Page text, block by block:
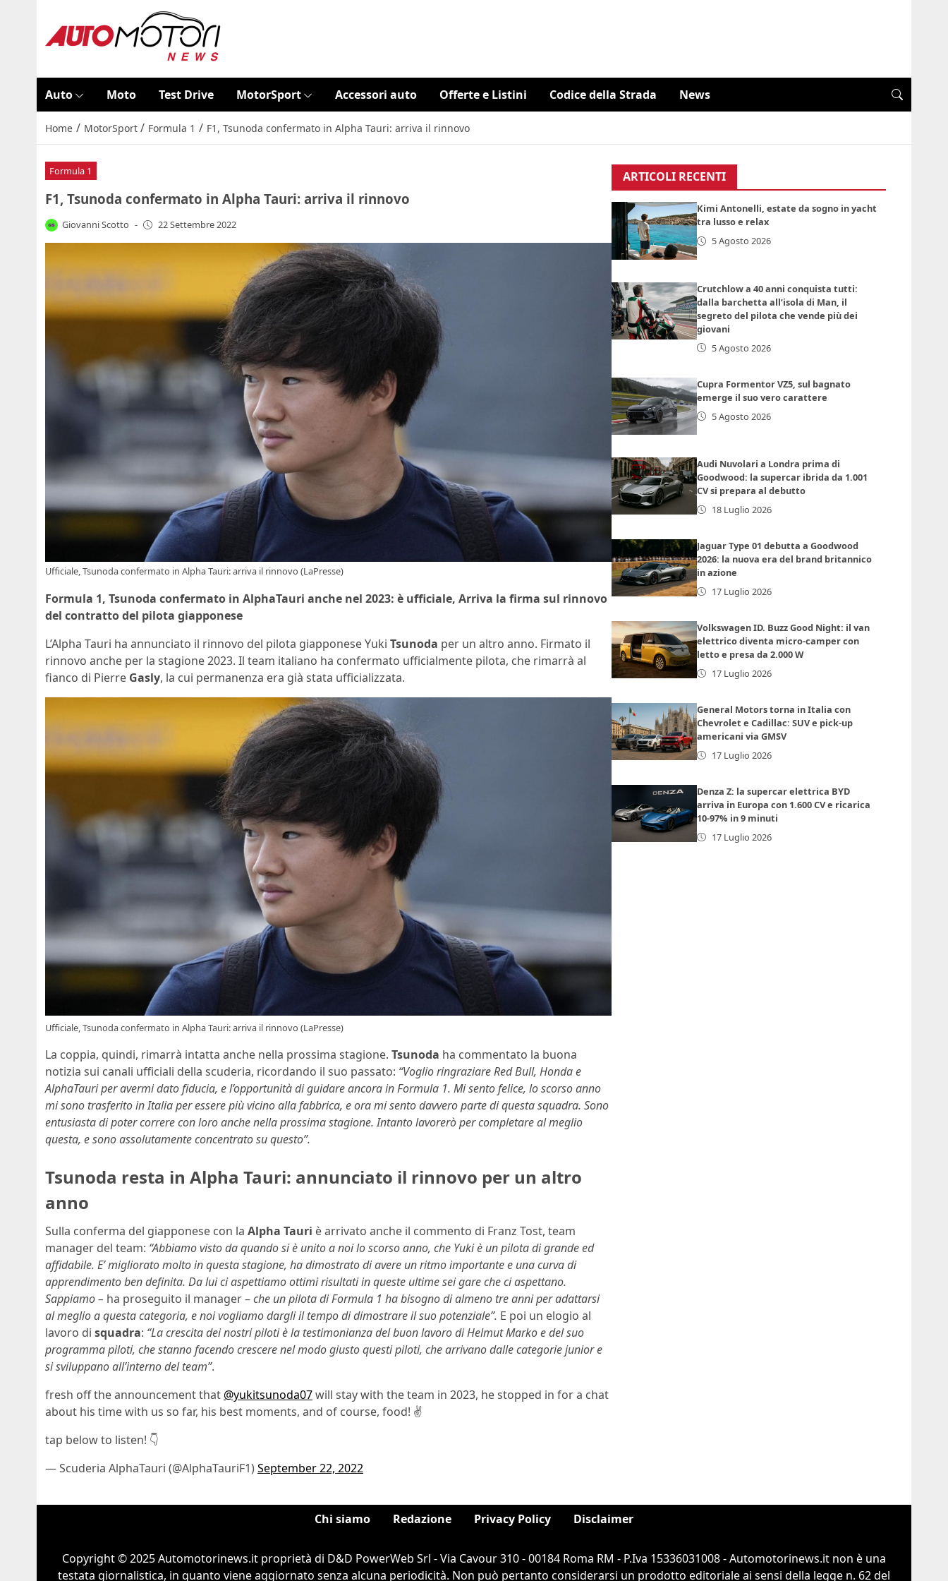
Auto Moto Test Drive MotorSport Accessori auto Offerte e Listini Codice della Strada News
Home / MotorSport / Formula 1 / F1, Tsunoda confermato in Alpha Tauri: arriva il rinnovo
Formula 1
F1, Tsunoda confermato in Alpha Tauri: arriva il rinnovo
Giovanni Scotto - 22 Settembre 2022
Ufficiale, Tsunoda confermato in Alpha Tauri: arriva il rinnovo (LaPresse)
Formula 1, Tsunoda confermato in AlphaTauri anche nel 2023: è ufficiale, Arriva la firma sul rinnovo
del contratto del pilota giapponese
L’Alpha Tauri ha annunciato il rinnovo del pilota giapponese Yuki Tsunoda per un altro anno. Firmato il
rinnovo anche per la stagione 2023. Il team italiano ha confermato ufficialmente pilota, che rimarrà al
fianco di Pierre Gasly, la cui permanenza era già stata ufficializzata.
Ufficiale, Tsunoda confermato in Alpha Tauri: arriva il rinnovo (LaPresse)
La coppia, quindi, rimarrà intatta anche nella prossima stagione. Tsunoda ha commentato la buona
notizia sui canali ufficiali della scuderia, ricordando il suo passato: “Voglio ringraziare Red Bull, Honda e
AlphaTauri per avermi dato fiducia, e l’opportunità di guidare ancora in Formula 1. Mi sento felice, lo scorso anno
mi sono trasferito in Italia per essere più vicino alla fabbrica, e ora mi sento davvero parte di questa squadra. Sono
entusiasta di poter correre con loro anche nella prossima stagione. Intanto lavorerò per completare al meglio
questa, e sono assolutamente concentrato su questo”.
Tsunoda resta in Alpha Tauri: annunciato il rinnovo per un altro
anno
Sulla conferma del giapponese con la Alpha Tauri è arrivato anche il commento di Franz Tost, team
manager del team: “Abbiamo visto da quando si è unito a noi lo scorso anno, che Yuki è un pilota di grande ed
affidabile. E’ migliorato molto in questa stagione, ha dimostrato di avere un ritmo importante e una curva di
apprendimento ben definita. Da lui ci aspettiamo ottimi risultati in queste ultime sei gare che ci aspettano.
Sappiamo – ha proseguito il manager –che un pilota di Formula 1 ha bisogno di almeno tre anni per adattarsi
al meglio a questa categoria, e noi vogliamo dargli il tempo di dimostrare il suo potenziale”. E poi un elogio al
lavoro di squadra: “La crescita dei nostri piloti è la testimonianza del buon lavoro di Helmut Marko e del suo
programma piloti, che stanno facendo crescere nel modo giusto questi piloti, che arrivano dalle categorie junior e
si sviluppano all’interno del team”.
fresh off the announcement that @yukitsunoda07will stay with the team in 2023, he stopped in for a chat
about his time with us so far, his best moments, and of course, food! ✌️
tap below to listen! 👇
— Scuderia AlphaTauri (@AlphaTauriF1)September 22, 2022
ARTICOLI RECENTI
Kimi Antonelli, estate da sogno in yacht
tra lusso e relax
5 Agosto 2026
Crutchlow a 40 anni conquista tutti:
dalla barchetta all’isola di Man, il
segreto del pilota che vende più dei
giovani
5 Agosto 2026
Cupra Formentor VZ5, sul bagnato
emerge il suo vero carattere
5 Agosto 2026
Audi Nuvolari a Londra prima di
Goodwood: la supercar ibrida da 1.001
CV si prepara al debutto
18 Luglio 2026
Jaguar Type 01 debutta a Goodwood
2026: la nuova era del brand britannico
in azione
17 Luglio 2026
Volkswagen ID. Buzz Good Night: il van
elettrico diventa micro-camper con
letto e presa da 2.000 W
17 Luglio 2026
General Motors torna in Italia con
Chevrolet e Cadillac: SUV e pick-up
americani via GMSV
17 Luglio 2026
Denza Z: la supercar elettrica BYD
arriva in Europa con 1.600 CV e ricarica
10-97% in 9 minuti
17 Luglio 2026
Chi siamo Redazione Privacy Policy Disclaimer
Copyright © 2025 Automotorinews.it proprietà di D&D PowerWeb Srl - Via Cavour 310 - 00184 Roma RM - P.Iva 15336031008 - Automotorinews.it non è una
testata giornalistica, in quanto viene aggiornato senza alcuna periodicità. Non può pertanto considerarsi un prodotto editoriale ai sensi della legge n. 62 del